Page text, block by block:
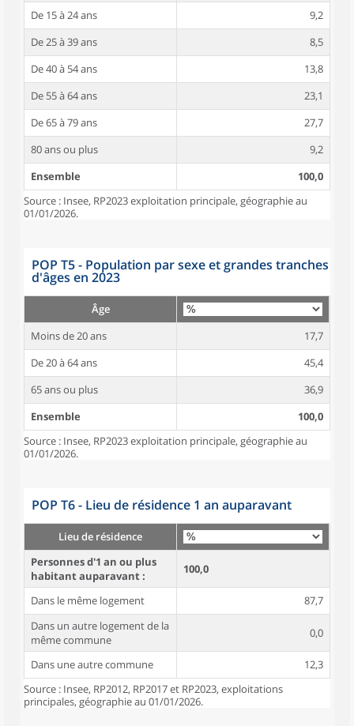
De 15 à 24 ans
9,2
De 25 à 39 ans
8,5
De 40 à 54 ans
13,8
De 55 à 64 ans
23,1
De 65 à 79 ans
27,7
80 ans ou plus
9,2
Ensemble
100,0
Source : Insee, RP2023 exploitation principale, géographie au
01/01/2026.
POP T5 - Population par sexe et grandes tranches
d'âges en 2023
Âge
Moins de 20 ans
17,7
De 20 à 64 ans
45,4
65 ans ou plus
36,9
Ensemble
100,0
Source : Insee, RP2023 exploitation principale, géographie au
01/01/2026.
POP T6 - Lieu de résidence 1 an auparavant
Lieu de résidence
Personnes d'1 an ou plus
habitant auparavant :
100,0
Dans le même logement
87,7
Dans un autre logement de la
même commune
0,0
Dans une autre commune
12,3
Source : Insee, RP2012, RP2017 et RP2023, exploitations
principales, géographie au 01/01/2026.